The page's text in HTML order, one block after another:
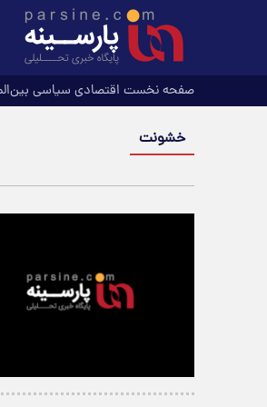
صفحه نخست اقتصادی سیاسی
خشونت